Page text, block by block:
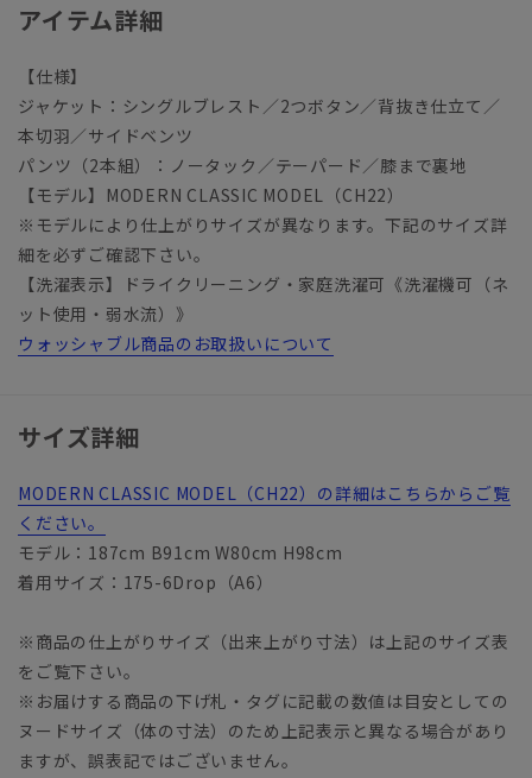
アイテム詳細
【仕様】
ジャケット：シングルブレスト／2つボタン／背抜き仕立て／
本切羽／サイドベンツ
パンツ（2本組）：ノータック／テーパード／膝まで裏地
【モデル】MODERN CLASSIC MODEL（CH22）
※モデルにより仕上がりサイズが異なります。下記のサイズ詳
細を必ずご確認下さい。
【洗濯表示】ドライクリーニング・家庭洗濯可《洗濯機可（ネ
ット使用・弱水流）》
ウォッシャブル商品のお取扱いについて
サイズ詳細
MODERN CLASSIC MODEL（CH22）の詳細はこちらからご覧
ください。
モデル：187cm B91cm W80cm H98cm
着用サイズ：175-6Drop（A6）
※商品の仕上がりサイズ（出来上がり寸法）は上記のサイズ表
をご覧下さい。
※お届けする商品の下げ札・タグに記載の数値は目安としての
ヌードサイズ（体の寸法）のため上記表示と異なる場合があり
ますが、誤表記ではございません。